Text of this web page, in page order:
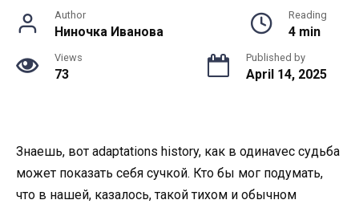
Author
Ниночка Иванова
Reading
4 min
Views
73
Published by
April 14, 2025
Знаешь, вот adaptations history, как в одинavec судьба
может показать себя сучкой. Кто бы мог подумать,
что в нашей, казалось, такой тихом и обычном